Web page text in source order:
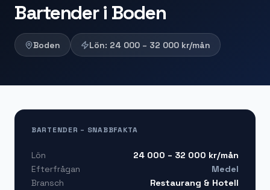
Bartender i Boden
Boden Lön: 24 000 – 32 000 kr/mån
BARTENDER – SNABBFAKTA
Lön 24 000 – 32 000 kr/mån
Efterfrågan
Medel
Bransch
Restaurang & Hotell